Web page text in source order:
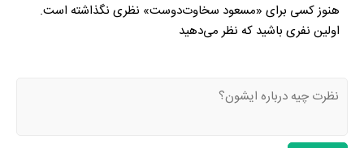
هنوز کسی برای «مسعود سخاوت‌دوست» نظری نگذاشته است.
اولین نفری باشید که نظر می‌دهید